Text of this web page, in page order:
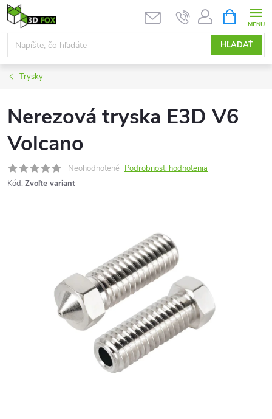
Prejsť
na
obsah
HĽADAŤ
KOŠÍK
Trysky
Nerezová tryska E3D V6
Volcano
Neohodnotené Podrobnosti hodnotenia
Kód: Zvoľte variant